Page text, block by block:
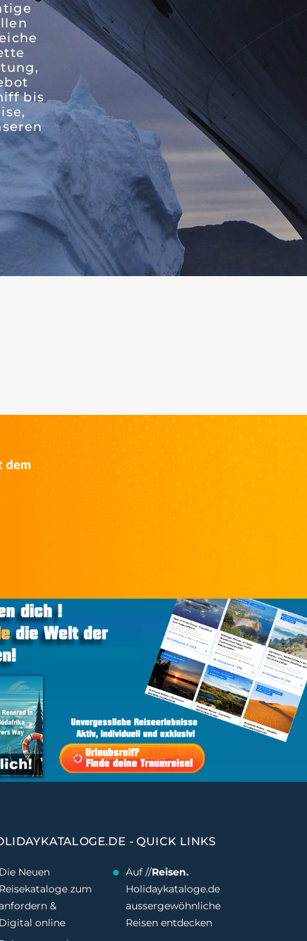
bis
- QUICK LINKS
Die Neuen
Reisekataloge zum
&
Digital online
Auf //Reisen.
Holidaykataloge.de
aussergewöhnliche
Reisen entdecken